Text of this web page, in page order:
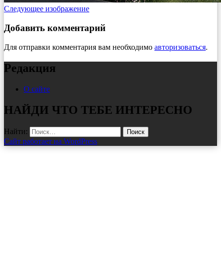
Следующее изображение
Добавить комментарий
Для отправки комментария вам необходимо авторизоваться.
Редакция
О сайте
НАЙДИ ЧТО ТЕБЕ ИНТЕРЕСНО
Найти:
Сайт работает на WordPress